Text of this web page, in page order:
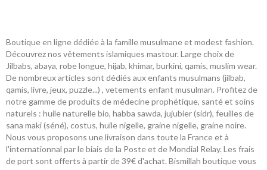
Boutique en ligne dédiée à la famille musulmane et modest fashion.
Découvrez nos vêtements islamiques mastour. Large choix de
Jilbabs, abaya, robe longue, hijab, khimar, burkini, qamis, muslim wear.
De nombreux articles sont dédiés aux enfants musulmans (jilbab,
qamis, livre, jeux, puzzle...) , vetements enfant musulman. Profitez de
notre gamme de produits de médecine prophétique, santé et soins
naturels : huile naturelle bio, habba sawda, jujubier (sidr), feuilles de
sana maki (séné), costus, huile nigelle, graine nigelle, graine noire.
Nous vous proposons une livraison dans toute la France et à
l'internationnal par le biais de la Poste et de Mondial Relay. Les frais
de port sont offerts à partir de 39€ d'achat. Bismillah boutique vous